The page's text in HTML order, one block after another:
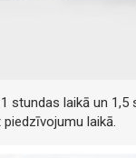
laikā un
laikā.